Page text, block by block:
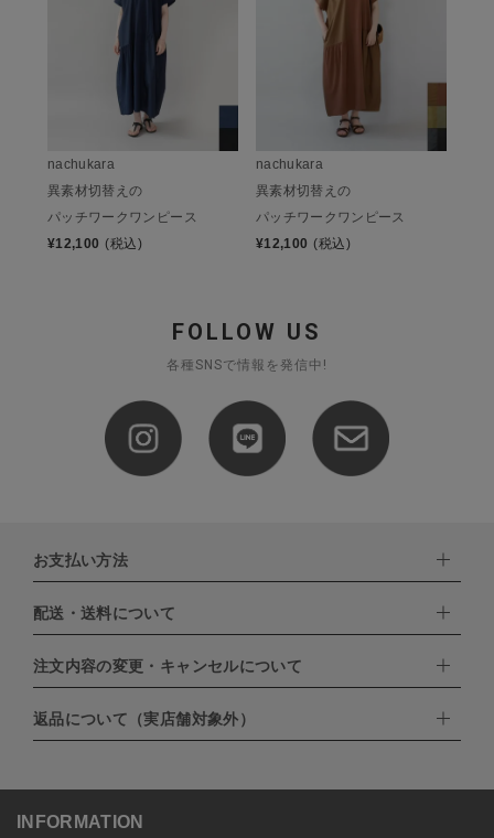
nachukara
異素材切替えの
パッチワークワンピース
¥12,100 (税込)
nachukara
異素材切替えの
パッチワークワンピース
¥12,100 (税込)
FOLLOW US
各種SNSで情報を発信中!
お支払い方法
下記お支払い方法よりお選びいただけます。
・クレジットカード（VISA,mastercard,JCB,AMERICAN
EXPRESS,Diners Club）
・PayPay
・NP後払い
配送・送料について
配達業者：日本郵便
北海道：1,400円
沖縄：1,400円
注文内容の変更・キャンセルについて
ご注文日当日から翌日のAM9:00までにご連絡頂いた場合はキャン
セルは可能です。
ンセルしていただいた後、ご希望の商品のみ再度ご注文お願いしま
予約商品など一部キャンセルが出来ない場合がございます。あらか
返品について（実店舗対象外）
こちらよりご依頼ください。
INFORMATION